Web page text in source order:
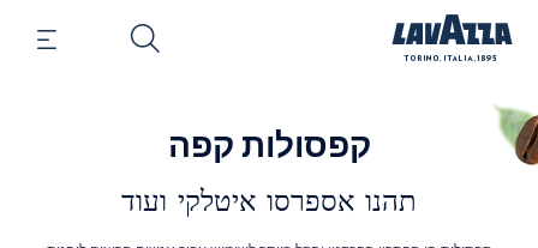
קפסולות קפה
תהנו אספרסו איטלקי ועוד